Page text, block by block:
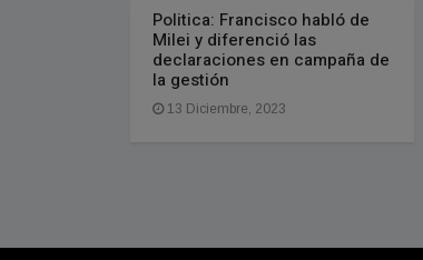
Politica: Francisco habló de
Milei y diferenció las
declaraciones en campaña de
la gestión
13 Diciembre, 2023